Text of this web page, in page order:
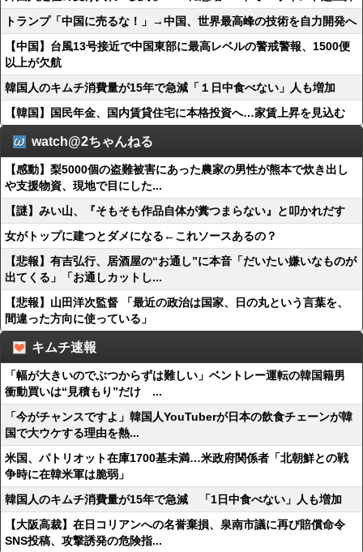
トランプ「中国に売るな！」→中国、世界最高峰の技術を自力開発へ
【中国】台風13号接近で中国東部に最高レベルの警戒警報、1500便
以上が欠航
韓国人のキムチ消費量が15年で急減「１日中食べない」人も増加
【韓国】国民年金、国内賃貸住宅に本格投資へ…家賃上昇を見込む
watch@2ちゃんねる
【感動】梨5000個の盗難被害にあった農家の男性が熊本で炊き出し
や支援物資、現地で目にした...
【謎】みい山、『そもそも作品自体が糞つまらない』と叩かれだす
女がトップに建つとダメになる←これソースあるの？
【悲報】有吉弘行、居酒屋の“お通し”に本音「だいたい嫌いなものが
出てくる」「お通しカットし...
【悲報】山田洋次監督 「最近の政治は国家、日の丸という言葉を、
間違った方向に使っている」
キムチ速報
「幅が大きいのでぶつからずは難しい」ベントレー運転の韓国籍男
衝動買いは“見積もり”だけ ...
「今がチャンスですよ」韓国人YouTuberが日本の飲食チェーンが韓
国で大ウケする理由を熱...
米国、パトリオット在庫1700基未満…米政府関係者「北朝鮮との戦
争時に在韓米軍は脆弱」
韓国人のキムチ消費量が15年で急減 「1日中食べない」人も増加
【大阪高裁】在日コリアンへの名誉棄損、泉南市議に再び賠償命令
SNS投稿、攻撃誘発の危険指...